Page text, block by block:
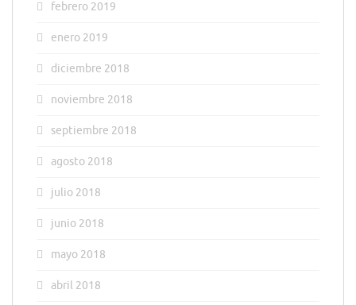
febrero 2019
enero 2019
diciembre 2018
noviembre 2018
septiembre 2018
agosto 2018
julio 2018
junio 2018
mayo 2018
abril 2018